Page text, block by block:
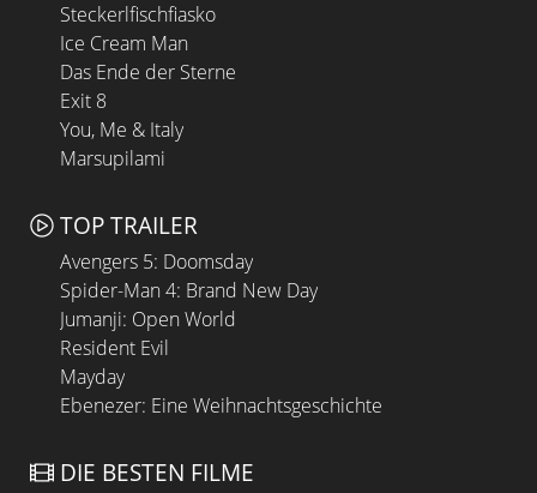
Steckerlfischfiasko
Ice Cream Man
Das Ende der Sterne
Exit 8
You, Me & Italy
Marsupilami
TOP TRAILER
Avengers 5: Doomsday
Spider-Man 4: Brand New Day
Jumanji: Open World
Resident Evil
Mayday
Ebenezer: Eine Weihnachtsgeschichte
DIE BESTEN FILME